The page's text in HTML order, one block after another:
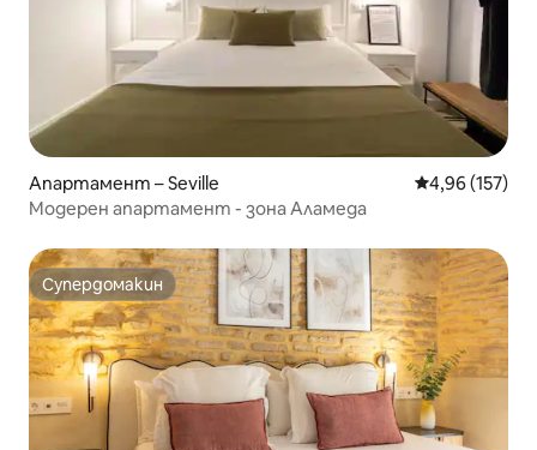
Апартамент – Seville Средна
4,96 (157)
Модерен апартамент - зона Аламеда
Супердомакин
Супердомакин